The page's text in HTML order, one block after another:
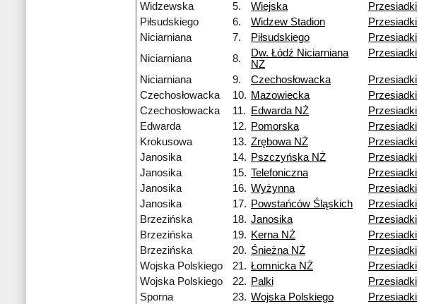
Widzewska
5. Wiejska
Przesiadki
Piłsudskiego
6. Widzew Stadion
Przesiadki
Niciarniana
7. Piłsudskiego
Przesiadki
Niciarniana
8.
Dw. Łódź Niciarniana
NŻ
Przesiadki
Niciarniana 9. Czechosłowacka
Przesiadki
Czechosłowacka
10. Mazowiecka
Przesiadki
Czechosłowacka
11. Edwarda NŻ
Przesiadki
Edwarda
12. Pomorska
Przesiadki
Krokusowa
13. Zrębowa NŻ
Przesiadki
Janosika
14. Pszczyńska NŻ
Przesiadki
Janosika
15. Telefoniczna
Przesiadki
Janosika
16. Wyżynna
Przesiadki
Janosika
17. Powstańców Śląskich
Przesiadki
Brzezińska
18. Janosika
Przesiadki
Brzezińska
19. Kerna NŻ
Przesiadki
Brzezińska
20. Śnieżna NŻ
Przesiadki
Wojska Polskiego
21. Łomnicka NŻ
Przesiadki
Wojska Polskiego
22. Palki
Przesiadki
Sporna
23. Wojska Polskiego
Przesiadki